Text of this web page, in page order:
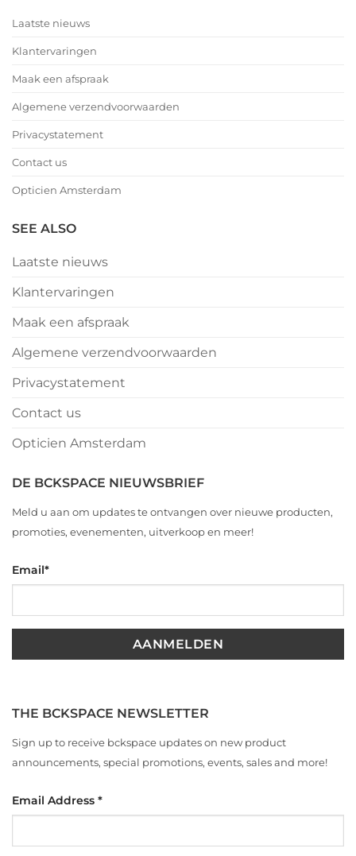
Laatste nieuws
Klantervaringen
Maak een afspraak
Algemene verzendvoorwaarden
Privacystatement
Contact us
Opticien Amsterdam
SEE ALSO
Laatste nieuws
Klantervaringen
Maak een afspraak
Algemene verzendvoorwaarden
Privacystatement
Contact us
Opticien Amsterdam
DE BCKSPACE NIEUWSBRIEF
Meld u aan om updates te ontvangen over nieuwe producten,
promoties, evenementen, uitverkoop en meer!
Email*
THE BCKSPACE NEWSLETTER
Sign up to receive bckspace updates on new product
announcements, special promotions, events, sales and more!
Email Address *